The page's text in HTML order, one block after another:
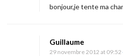
bonjour,je tente ma
Guillaume
29 novembre 2012 at 09:52